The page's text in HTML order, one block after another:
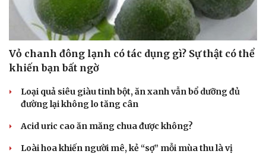
Vỏ chanh đông lạnh có tác dụng gì? Sự thật có thể
khiến bạn bất ngờ
Loại quả siêu giàu tinh bột, ăn xanh vẫn bổ dưỡng đủ
đường lại không lo tăng cân
Acid uric cao ăn măng chua được không?
Loài hoa khiến người mê, kẻ “sợ” mỗi mùa thu là vị